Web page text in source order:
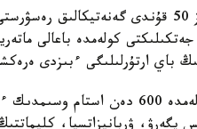
- ەكسپەديتسيا بارىسىندا ءبىز 50
جەتكىلىكتى كولەمدە باعالى
باي ارتۇرلىلىگى ءبىزدى
جالپى سوڭعى ءۇش عاسىردا